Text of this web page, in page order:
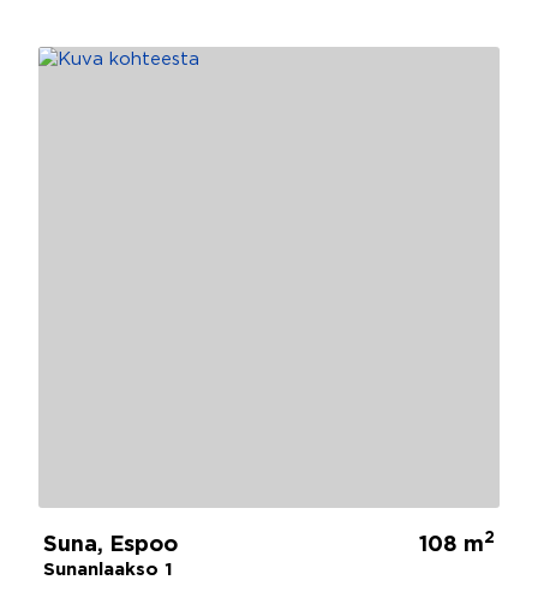
Suna, Espoo
Sunanlaakso 1
108 m2